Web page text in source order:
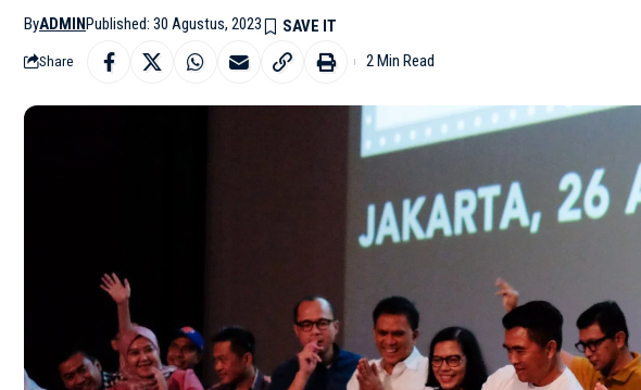
ByADMINPublished: 30 Agustus, 2023
Share 2 Min Read